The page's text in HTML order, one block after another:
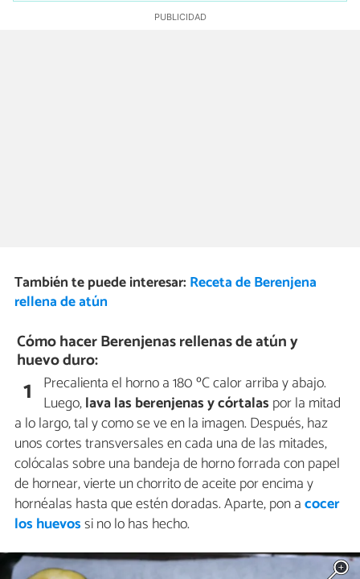
También te puede interesar: Receta de Berenjena
rellena de atún
Cómo hacer Berenjenas rellenas de atún y
huevo duro:
1 Precalienta el horno a 180 ºC calor arriba y abajo.
Luego,lava las berenjenas y córtalas por la mitad
a lo largo, tal y como se ve en la imagen. Después, haz
unos cortes transversales en cada una de las mitades,
colócalas sobre una bandeja de horno forrada con papel
de hornear, vierte un chorrito de aceite por encima y
hornéalas hasta que estén doradas. Aparte, pon acocer
los huevossi no lo has hecho.